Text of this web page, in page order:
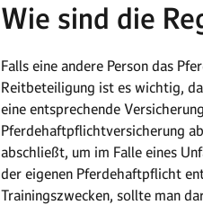
Wie sind die
Falls eine andere Person das
Reitbeteiligung ist es wichtig,
eine entsprechende
Pferdehaftpflichtversicherung
abschließt, um im Falle eines
der eigenen Pferdehaftpflicht
Trainingszwecken, sollte man